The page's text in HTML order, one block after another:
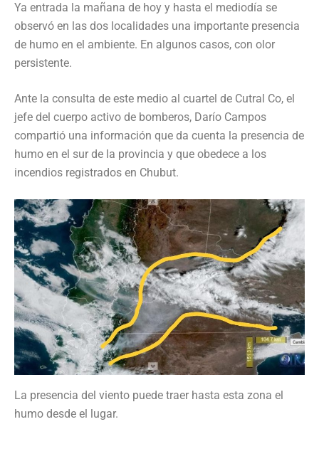
Ya entrada la mañana de hoy y hasta el mediodía se
observó en las dos localidades una importante presencia
de humo en el ambiente. En algunos casos, con olor
persistente.
Ante la consulta de este medio al cuartel de Cutral Co, el
jefe del cuerpo activo de bomberos, Darío Campos
compartió una información que da cuenta la presencia de
humo en el sur de la provincia y que obedece a los
incendios registrados en Chubut.
La presencia del viento puede traer hasta esta zona el
humo desde el lugar.